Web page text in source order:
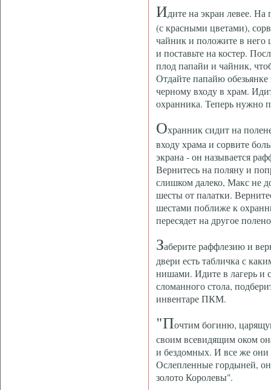
Идите на экран левее. На
(с красными цветами),
чайник и положите в него
и поставьте на костер.
плод папайи и чайник,
Отдайте папайю
черному входу в храм.
охранника. Теперь нужно
Охранник сидит на
входу храма и сорвите
экрана - он называется
Вернитесь на поляну и
слишком далеко, Макс не
шесты от палатки.
шестами поближе к
пересядет на другое
Заберите раффлезию и
двери есть табличка с
нишами. Идите в лагерь и
сломанного стола,
инвентаре ПКМ.
"Почтим богиню,
своим всевидящим оком
и бездомных. И все же
Ослепленные гордыней,
золото Королевы".